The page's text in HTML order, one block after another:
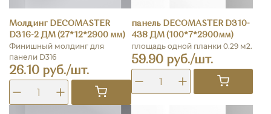
Молдинг DECOMASTER
D316-2 ДМ (27*12*2900 мм)
Финишный молдинг для
панели D316
26.10 руб./шт.
панель DECOMASTER D310-
438 ДМ (100*7*2900мм)
площадь одной планки 0.29 м2.
59.90 руб./шт.